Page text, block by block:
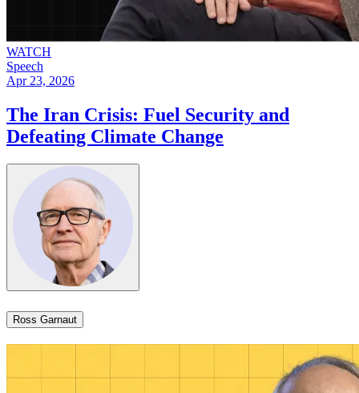
WATCH
Speech
Apr 23, 2026
The Iran Crisis: Fuel Security and
Defeating Climate Change​​​​‌ ‍ ​‍​‍‌‍ ‌ ​‍‌‍‍‌‌‍‌ ‌‍‍‌‌‍ ‍​‍​‍​ ‍‍​‍​‍‌ ​ ‌‍​‌‌‍ ‍‌‍‍‌‌ ‌​‌ ‍‌​‍ ‍‌‍‍‌‌‍ ​‍​‍​‍ ​​‍​‍‌‍‍​‌ ​‍‌‍‌‌‌‍‌‍​‍​‍​ ‍‍​‍​‍‌‍‍​‌ ‌​‌ ‌​‌ ​​​ ‍‍​‍ ​‍ ‌‍ ​‌‍ ‌‍​ ‌‍​‌‌‍ ​‌‍‍​‌‍ ‌ ​ ‌ ‌​​ ‍‍​ ​ ​ ​ ​ ​ ​ ​ ​‍ ‌‍‍‌‌‍ ‍‌ ‌​‌‍‌‌‌‍ ‍‌ ‌​​‍ ‌‍‌‌‌‍‌​‌‍‍‌‌ ‌​​‍ ‌‍ ‌‌‍ ‌‍‌​‌‍‌‌​ ‌‌ ​​‌ ​‍‌‍‌‌‌ ​ ‌‍‌‌‌‍ ‍‌ ‌​‌‍​‌‌ ‌​‌‍‍‌‌‍ ‌‍ ‍​ ‍ ‌‍‍‌‌‍‌​​ ‌‌‍​‍​ ​​​ ‍​​ ‌‌​ ​‍​ ​ ​ ‌​‌‍​ ​‍ ‌​ ​‌‌‍‌‌​ ‍​​ ‍​​‍ ‌​ ‌​‌‍​‍​ ‌‍​ ​‌​‍ ‌​ ‍‌​ ‍​‌‍​‌​ ‌‍​‍ ‌​ ‌​​ ‍​‌‍‌‍‌‍‌‍​ ‌ ‌‍​‌​ ​‍‌‍​‍‌‍‌‍​ ​ ​ ​ ‌‍​‌​ ‍ ‌ ‌​‌ ‍‌‌ ​​‌‍‌‌​ ‌‌‍ ‍‌‍‌‌‌ ‌ ‌ ​ ​ ‍ ‌ ​​‌‍​‌‌ ‌​‌‍‍​​ ‌‌ ‌​‌‍‍‌‌ ‌​‌‍ ​‌‍‌‌​ ‌‍​‍‌‍​‌‌ ​ ‌‍‌‌‌‌‌‌‌ ​‍‌‍ ​​ ‌‌‍‍​‌ ‌​‌ ‌​‌ ​​​‍‌‌​ ​ ‌​​‌​‍‌‌​ ​‍‌​‌‍​‍‌‌​ ​‍‌​‌‍‌‍ ​‌‍ ‌‍​ ‌‍​‌‌‍ ​‌‍‍​‌‍ ‌ ​ ‌ ‌​​‍‌‌​ ​ ‌​​‌​ ​ ​ ​ ​ ​ ​ ​ ​‍‌‍‌‍‍‌‌‍‌​​ ‌‌‍​‍​ ​​​ ‍​​ ‌‌​ ​‍​ ​ ​ ‌​‌‍​ ​‍ ‌​ ​‌‌‍‌‌​ ‍​​ ‍​​‍ ‌​ ‌​‌‍​‍​ ‌‍​ ​‌​‍ ‌​ ‍‌​ ‍​‌‍​‌​ ‌‍​‍ ‌​ ‌​​ ‍​‌‍‌‍‌‍‌‍​ ‌ ‌‍​‌​ ​‍‌‍​‍‌‍‌‍​ ​ ​ ​ ‌‍​‌​‍‌‍‌ ‌​‌ ‍‌‌ ​​‌‍‌‌​ ‌‌‍ ‍‌‍‌‌‌ ‌ ‌ ​ ​‍‌‍‌ ​​‌‍​‌‌ ‌​‌‍‍​​ ‌‌ ‌​‌‍‍‌‌ ‌​‌‍ ​‌‍‌‌​‍‌‍‌ ​​‌‍‌‌‌ ​‍‌ ​ ‌ ​​‌‍‌‌‌‍​ ‌ ‌​‌‍‍‌‌ ‌‍‌‍‌‌​ ‌‌ ​​‌ ‌‌‌‍​‍‌‍ ​‌‍‍‌‌ ​ ‌‍‍​‌‍‌‌‌‍‌​​‍​‍‌ ‌
Ross Garnaut​​​​‌ ‍ ​‍​‍‌‍ ‌ ​‍‌‍‍‌‌‍‌ ‌‍‍‌‌‍ ‍​‍​‍​ ‍‍​‍​‍‌ ​ ‌‍​‌‌‍ ‍‌‍‍‌‌ ‌​‌ ‍‌​‍ ‍‌‍‍‌‌‍ ​‍​‍​‍ ​​‍​‍‌‍‍​‌ ​‍‌‍‌‌‌‍‌‍​‍​‍​ ‍‍​‍​‍‌‍‍​‌ ‌​‌ ‌​‌ ​​​ ‍‍​‍ ​‍ ‌‍ ​‌‍ ‌‍​ ‌‍​‌‌‍ ​‌‍‍​‌‍ ‌ ​ ‌ ‌​​ ‍‍​ ​ ​ ​ ​ ​ ​ ​ ​‍ ‌‍‍‌‌‍ ‍‌ ‌​‌‍‌‌‌‍ ‍‌ ‌​​‍ ‌‍‌‌‌‍‌​‌‍‍‌‌ ‌​​‍ ‌‍ ‌‌‍ ‌‍‌​‌‍‌‌​ ‌‌ ​​‌ ​‍‌‍‌‌‌ ​ ‌‍‌‌‌‍ ‍‌ ‌​‌‍​‌‌ ‌​‌‍‍‌‌‍ ‌‍ ‍​ ‍ ‌‍‍‌‌‍‌​​ ‌‌‍​‌​ ​ ‌‍‌‌‌‍​‌‌‍‌‍‌‍​‍​ ‌‌​ ​ ​‍ ‌‌‍​‌​ ‌‌​ ‌​​ ​‍​‍ ‌​ ‌​​ ​‌‌‍​‌​ ‌​​‍ ‌​ ‍​‌‍‌‍‌‍‌​‌‍‌‍​‍ ‌​ ​‍​ ​ ​ ‍​‌‍​ ‌‍​ ​ ‌‍​ ‍‌‌‍​‌​ ​ ‌‍‌​​ ​‍‌‍‌‌​ ‍ ‌ ‌​‌ ‍‌‌ ​​‌‍‌‌​ ‌‌‍​‌‌ ‌‌‌ ‌​‌‍‍​‌‍ ‌ ​‍​ ‍ ‌ ​​‌‍​‌‌ ‌​‌‍‍​​ ‌‌‍ ‍‌‍​‌‌‍ ‌‌‍‌‌​ ‌‍​‍‌‍​‌‌ ​ ‌‍‌‌‌‌‌‌‌ ​‍‌‍ ​​ ‌‌‍‍​‌ ‌​‌ ‌​‌ ​​​‍‌‌​ ​ ‌​​‌​‍‌‌​ ​‍‌​‌‍​‍‌‌​ ​‍‌​‌‍‌‍ ​‌‍ ‌‍​ ‌‍​‌‌‍ ​‌‍‍​‌‍ ‌ ​ ‌ ‌​​‍‌‌​ ​ ‌​​‌​ ​ ​ ​ ​ ​ ​ ​ ​‍‌‍‌‍‍‌‌‍‌​​ ‌‌‍​‌​ ​ ‌‍‌‌‌‍​‌‌‍‌‍‌‍​‍​ ‌‌​ ​ ​‍ ‌‌‍​‌​ ‌‌​ ‌​​ ​‍​‍ ‌​ ‌​​ ​‌‌‍​‌​ ‌​​‍ ‌​ ‍​‌‍‌‍‌‍‌​‌‍‌‍​‍ ‌​ ​‍​ ​ ​ ‍​‌‍​ ‌‍​ ​ ‌‍​ ‍‌‌‍​‌​ ​ ‌‍‌​​ ​‍‌‍‌‌​‍‌‍‌ ‌​‌ ‍‌‌ ​​‌‍‌‌​ ‌‌‍​‌‌ ‌‌‌ ‌​‌‍‍​‌‍ ‌ ​‍​‍‌‍‌ ​​‌‍​‌‌ ‌​‌‍‍​​ ‌‌‍ ‍‌‍​‌‌‍ ‌‌‍‌‌​‍‌‍‌ ​​‌‍‌‌‌ ​‍‌ ​ ‌ ​​‌‍‌‌‌‍​ ‌ ‌​‌‍‍‌‌ ‌‍‌‍‌‌​ ‌‌ ​​‌ ‌‌‌‍​‍‌‍ ​‌‍‍‌‌ ​ ‌‍‍​‌‍‌‌‌‍‌​​‍​‍‌ ‌